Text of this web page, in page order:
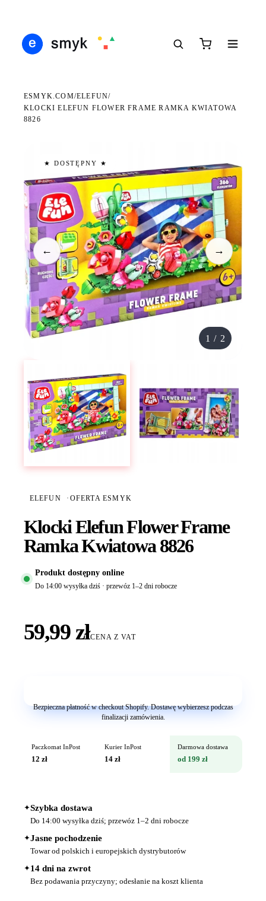
ESMYK.COM/ELEFUN/
KLOCKI ELEFUN FLOWER FRAME RAMKA KWIATOWA
8826
★ DOSTĘPNY ★
← →
1 / 2
ELEFUN · OFERTA ESMYK
Klocki Elefun Flower Frame
Ramka Kwiatowa 8826
Produkt dostępny online
Do 14:00 wysyłka dziś · przewóz 1–2 dni robocze
59,99 złCENA Z VAT
Bezpieczna płatność w checkout Shopify. Dostawę wybierzesz podczas
finalizacji zamówienia.
Paczkomat InPost
12 zł
Kurier InPost
14 zł
Darmowa dostawa
od 199 zł
✦Szybka dostawa
Do 14:00 wysyłka dziś; przewóz 1–2 dni robocze
✦Jasne pochodzenie
Towar od polskich i europejskich dystrybutorów
✦14 dni na zwrot
Bez podawania przyczyny; odesłanie na koszt klienta